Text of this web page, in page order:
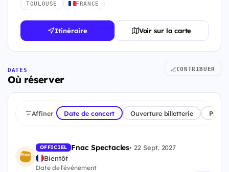
TOULOUSE FRANCE
Itinéraire Voir sur la carte
DATES
Où réserver
CONTRIBUER
Affiner Date de concert Ouverture billetterie
OFFICIEL Fnac Spectacles• 22 Sept. 2027
Bientôt
Date de l'évènement